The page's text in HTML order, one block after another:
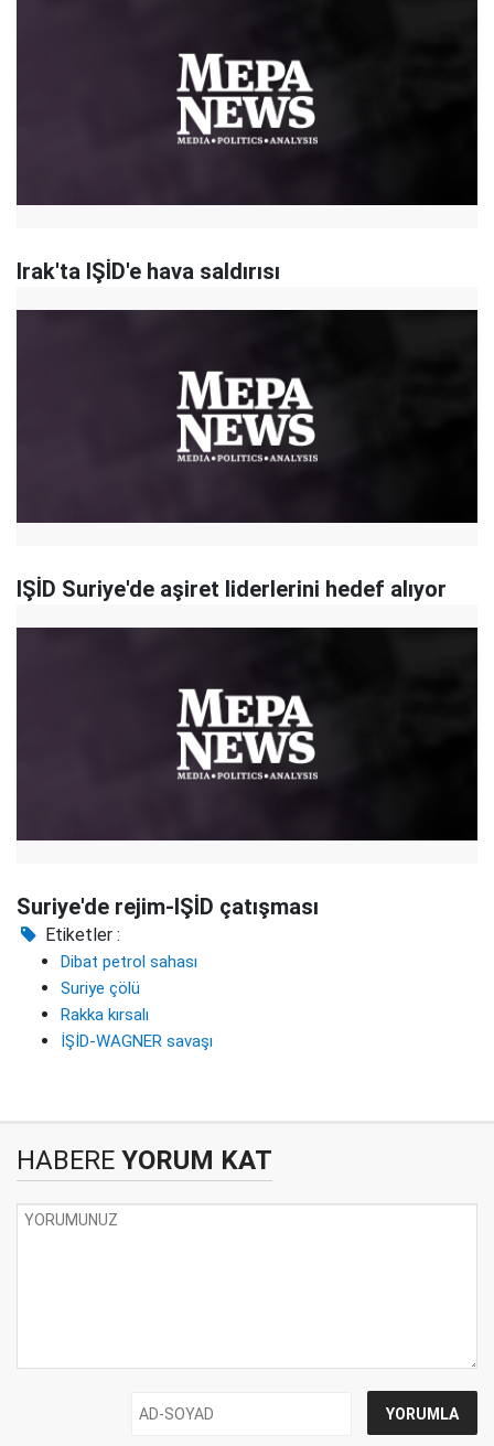
Irak'ta IŞİD'e hava saldırısı
IŞİD Suriye'de aşiret liderlerini hedef alıyor
Suriye'de rejim-IŞİD çatışması
Etiketler :
Dibat petrol sahası
Suriye çölü
Rakka kırsalı
İŞİD-WAGNER savaşı
HABERE YORUM KAT